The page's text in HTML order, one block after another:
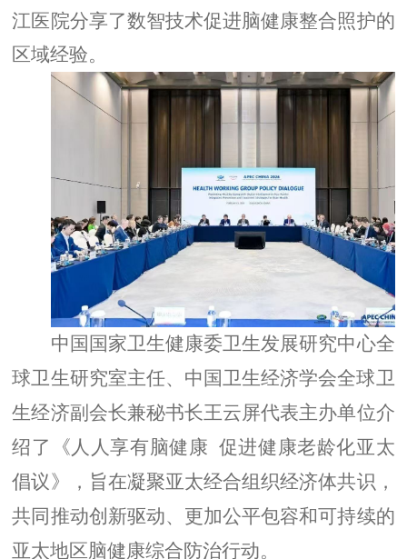
江医院分享了数智技术促进脑健康整合照护的
区域经验。
中国国家卫生健康委卫生发展研究中心全
球卫生研究室主任、 中国卫生经济学会全球卫
生经济副会长兼秘书长王云屏代表主办单位介
绍了
《人人享有脑健康 促进健康老龄化亚太
倡议》 ，旨在凝聚亚太经合组织经济体共识，
共同推动创新驱动、 更加公平包容和可持续的
亚太地区脑健康综合防治行动。